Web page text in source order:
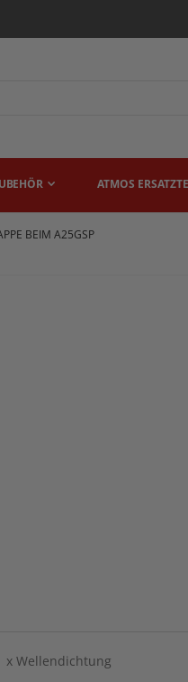
ATMOS
BEIM A25GSP
x Wellendichtung